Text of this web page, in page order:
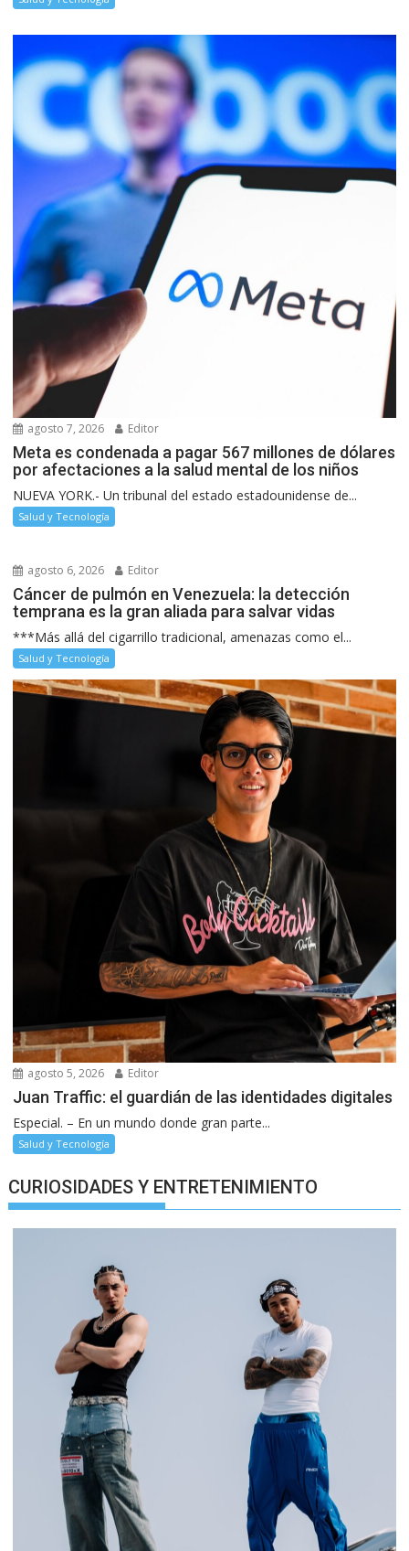
agosto 7, 2026 Editor
Meta es condenada a pagar 567 millones de dólares
por afectaciones a la salud mental de los niños
NUEVA YORK.- Un tribunal del estado estadounidense de...
Salud y Tecnología
agosto 6, 2026 Editor
Cáncer de pulmón en Venezuela: la detección
temprana es la gran aliada para salvar vidas
***Más allá del cigarrillo tradicional, amenazas como el...
Salud y Tecnología
agosto 5, 2026 Editor
Juan Traffic: el guardián de las identidades digitales
Especial. – En un mundo donde gran parte...
Salud y Tecnología
CURIOSIDADES Y ENTRETENIMIENTO